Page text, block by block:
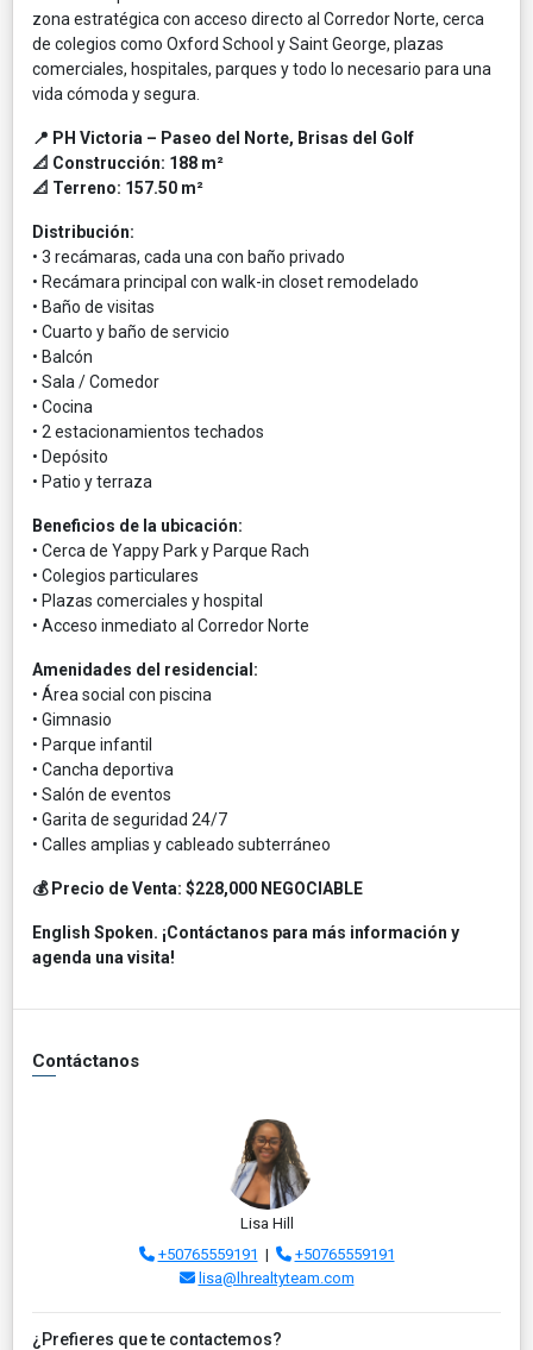
zona estratégica con acceso directo al Corredor Norte, cerca
de colegios como Oxford School y Saint George, plazas
comerciales, hospitales, parques y todo lo necesario para una
vida cómoda y segura.
📍 PH Victoria – Paseo del Norte, Brisas del Golf
📐 Construcción: 188 m²
📐 Terreno: 157.50 m²
Distribución:
• 3 recámaras, cada una con baño privado
• Recámara principal con walk-in closet remodelado
• Baño de visitas
• Cuarto y baño de servicio
• Balcón
• Sala / Comedor
• Cocina
• 2 estacionamientos techados
• Depósito
• Patio y terraza
Beneficios de la ubicación:
• Cerca de Yappy Park y Parque Rach
• Colegios particulares
• Plazas comerciales y hospital
• Acceso inmediato al Corredor Norte
Amenidades del residencial:
• Área social con piscina
• Gimnasio
• Parque infantil
• Cancha deportiva
• Salón de eventos
• Garita de seguridad 24/7
• Calles amplias y cableado subterráneo
💰 Precio de Venta: $228,000 NEGOCIABLE
English Spoken. ¡Contáctanos para más información y
agenda una visita!
Contáctanos
Lisa Hill
+50765559191 |
+50765559191
lisa@lhrealtyteam.com
¿Prefieres que te contactemos?